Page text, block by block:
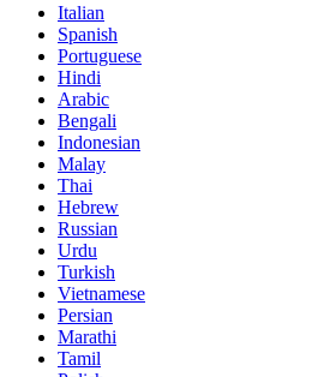
Italian
Spanish
Portuguese
Hindi
Arabic
Bengali
Indonesian
Malay
Thai
Hebrew
Russian
Urdu
Turkish
Vietnamese
Persian
Marathi
Tamil